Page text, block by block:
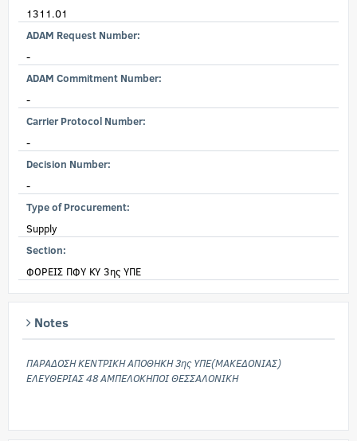
1311.01
ADAM Request Number:
-
ADAM Commitment Number:
-
Carrier Protocol Number:
-
Decision Number:
-
Type of Procurement:
Supply
Section:
ΦΟΡΕΙΣ ΠΦΥ ΚΥ 3ης ΥΠΕ
Notes
ΠΑΡΑΔΟΣΗ ΚΕΝΤΡΙΚΗ ΑΠΟΘΗΚΗ 3ης ΥΠΕ(ΜΑΚΕΔΟΝΙΑΣ)
ΕΛΕΥΘΕΡΙΑΣ 48 ΑΜΠΕΛΟΚΗΠΟΙ ΘΕΣΣΑΛΟΝΙΚΗ